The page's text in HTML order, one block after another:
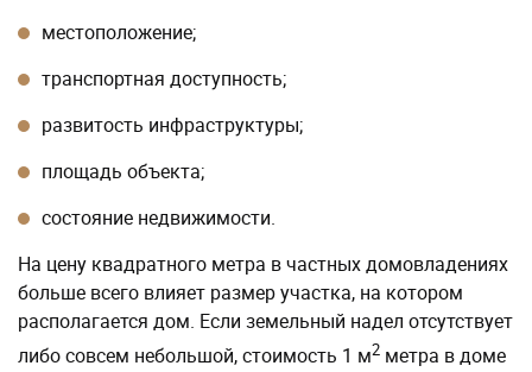
местоположение;
транспортная доступность;
развитость инфраструктуры;
площадь объекта;
состояние недвижимости.
На цену квадратного метра в частных домовладениях
больше всего влияет размер участка, на котором
располагается дом. Если земельный надел отсутствует
либо совсем небольшой, стоимость 1 м2 метра в доме